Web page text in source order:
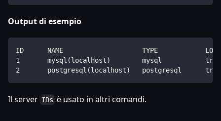
Output di esempio
ID      NAME                    TYPE            LOCAL
1       mysql(localhost)        mysql
2       postgresql(localhost)   postgresql
Il server IDs è usato in altri comandi.